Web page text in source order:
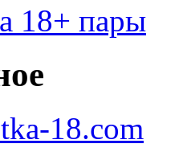
18+ пары
18.com